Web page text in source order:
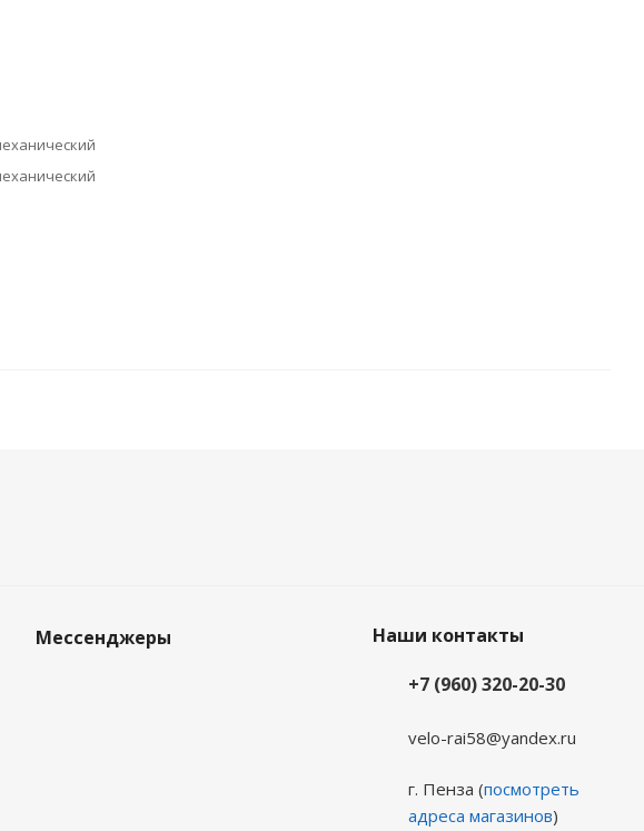
Мессенджеры
Наши контакты
+7 (960) 320-20-30
velo-rai58@yandex.ru
г. Пенза (посмотреть
адреса магазинов)